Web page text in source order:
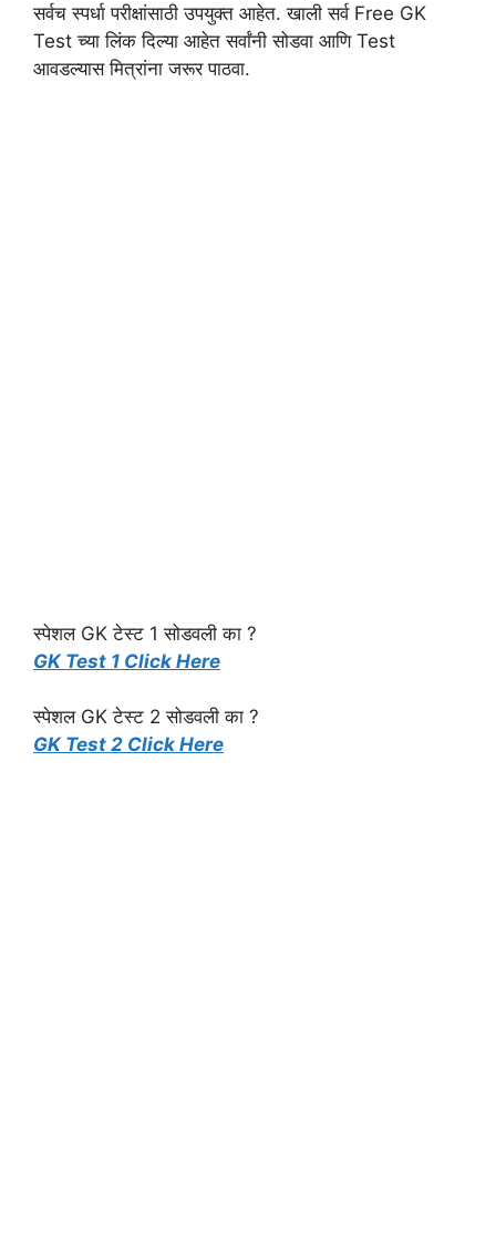
सर्वच स्पर्धा परीक्षांसाठी उपयुक्त आहेत. खाली सर्व Free GK
Test च्या लिंक दिल्या आहेत सर्वांनी सोडवा आणि Test
आवडल्यास मित्रांना जरूर पाठवा.
स्पेशल GK टेस्ट 1 सोडवली का ?
GK Test 1 Click Here
स्पेशल GK टेस्ट 2 सोडवली का ?
GK Test 2 Click Here